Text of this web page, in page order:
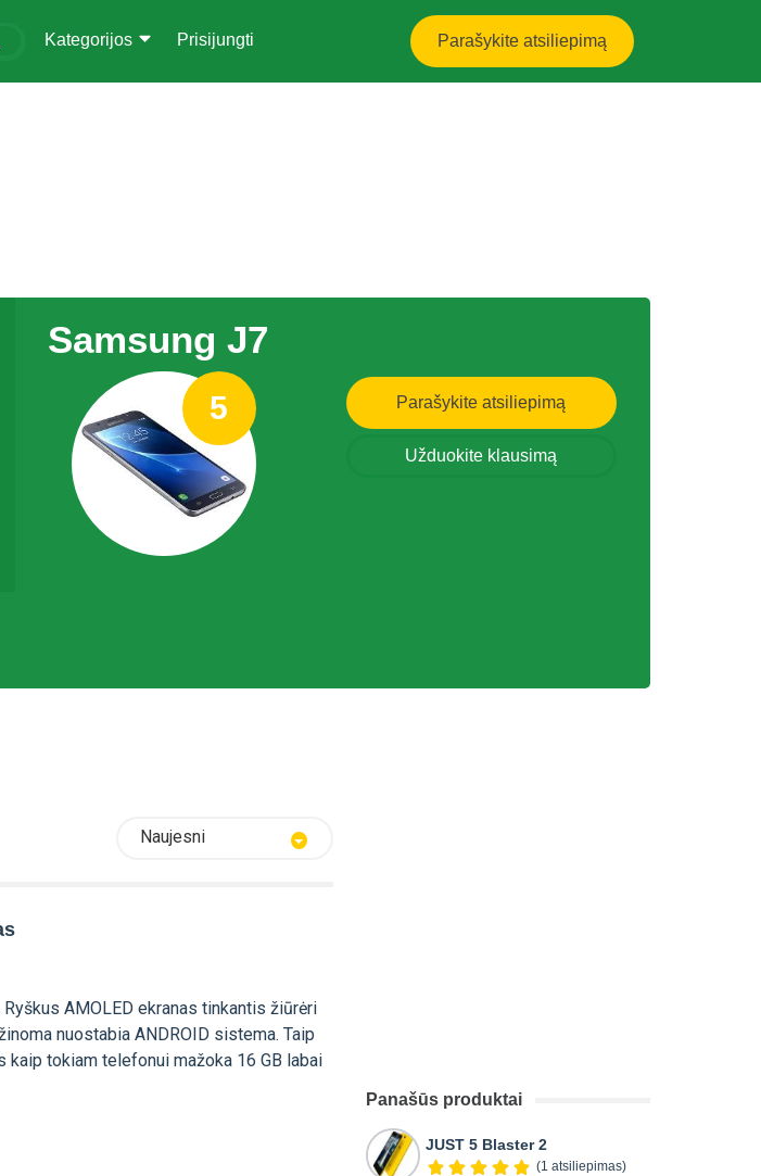
Parašykite atsiliepimą
Kategorijos Prisijungti
Samsung J7
5 Parašykite atsiliepimą
Užduokite klausimą
Naujesni
AMOLED ekranas tinkantis žiūrėri
nuostabia ANDROID sistema. Taip
kaip tokiam telefonui mažoka 16 GB labai
Panašūs produktai
JUST 5 Blaster 2
(1 atsiliepimas)